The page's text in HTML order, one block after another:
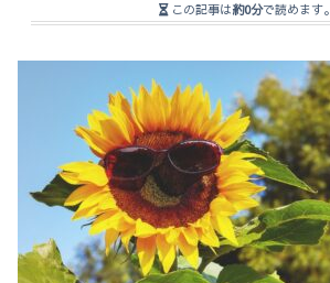
この記事は約0分で読めます。